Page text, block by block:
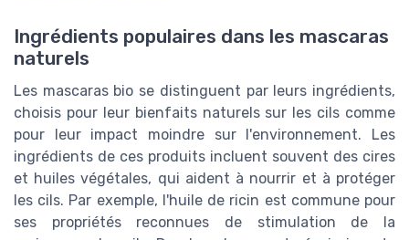
Ingrédients populaires dans les mascaras
naturels
Les mascaras bio se distinguent par leurs ingrédients,
choisis pour leur bienfaits naturels sur les cils comme
pour leur impact moindre sur l'environnement. Les
ingrédients de ces produits incluent souvent des cires
et huiles végétales, qui aident à nourrir et à protéger
les cils. Par exemple, l'huile de ricin est commune pour
ses propriétés reconnues de stimulation de la